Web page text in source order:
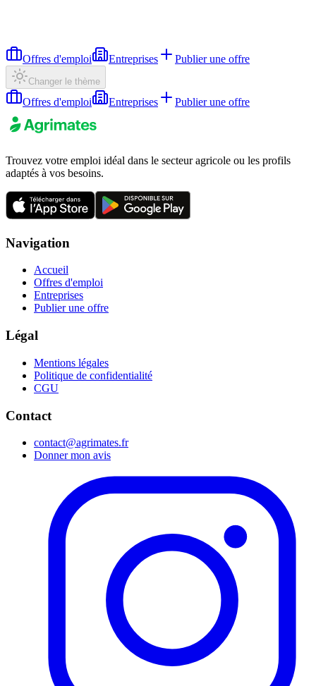
Offres d'emploi Entreprises Publier une offre
Changer le thème
Offres d'emploi Entreprises Publier une offre
Trouvez votre emploi idéal dans le secteur agricole ou les profils
adaptés à vos besoins.
Navigation
Accueil
Offres d'emploi
Entreprises
Publier une offre
Légal
Mentions légales
Politique de confidentialité
CGU
Contact
contact@agrimates.fr
Donner mon avis